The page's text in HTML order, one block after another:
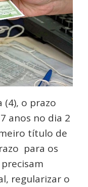
o prazo
anos no dia 2
título de
para os
regularizar o